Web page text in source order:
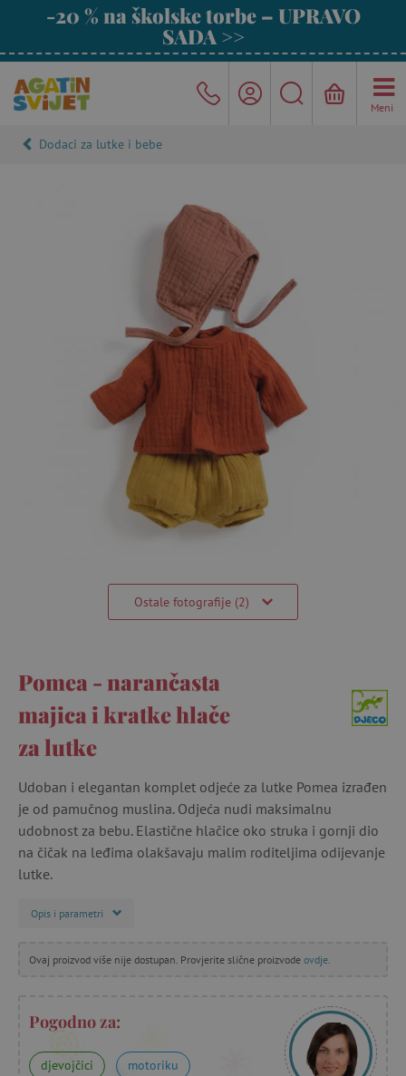
-20 % na školske torbe – UPRAVO
SADA >>
Meni
Dodaci za lutke i bebe
Ostale fotografije (2)
Pomea - narančasta
majica i kratke hlače
za lutke
Udoban i elegantan komplet odjeće za lutke Pomea izrađen
je od pamučnog muslina. Odjeća nudi maksimalnu
udobnost za bebu. Elastične hlačice oko struka i gornji dio
na čičak na leđima olakšavaju malim roditeljima odijevanje
lutke.
Opis i parametri
Ovaj proizvod više nije dostupan. Provjerite slične proizvode ovdje
Pogodno za:
djevojčici motoriku